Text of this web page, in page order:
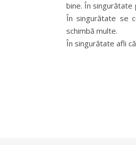
bine. În singurătate
În singurătate se
schimbă multe.
În singurătate afli că